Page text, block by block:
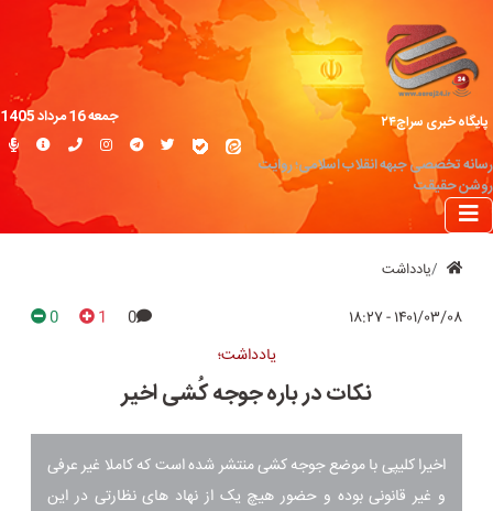
پایگاه خبری سراج۲۴
رسانه تخصصی جبهه انقلاب اسلامی؛ روایت
روشن حقیقت
جمعه 16 مرداد 1405
یادداشت
۱۴۰۱/۰۳/۰۸ - ۱۸:۲۷ 0
1
0
یادداشت؛
نکات در باره جوجه کُشی اخیر
اخیرا کلیپی با موضع جوجه کشی منتشر شده است که کاملا غیر عرفی
و غیر قانونی بوده و حضور هیچ یک از نهاد های نظارتی در این